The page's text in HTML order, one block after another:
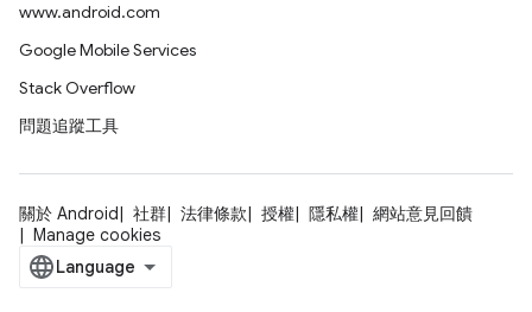
www.android.com
Google Mobile Services
Stack Overflow
問題追蹤工具
關於 Android 社群 法律條款 授權 隱私權
網站意見回饋
Manage cookies